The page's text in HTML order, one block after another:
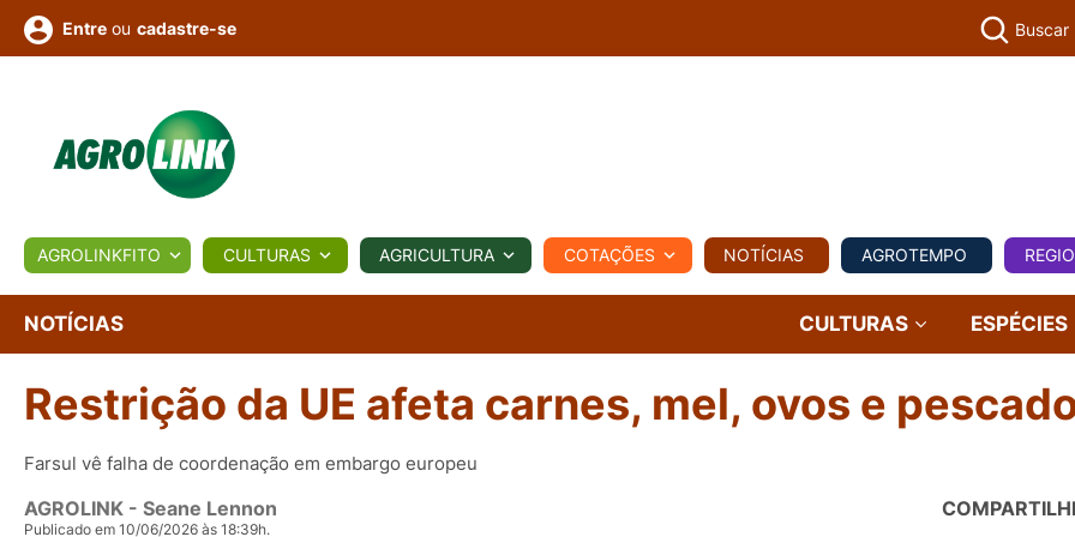
BIOLÓGICOS COTAÇÕES NOTÍCIAS AGROTEMPO REGIONAL COMERCIAL AGROVIAGENS
Conversor Colunistas Eventos
Fotos
e
Vídeos
Entre ou cadastre-se Buscar
AGROLINKFITO CULTURAS AGRICULTURA COTAÇÕES NOTÍCIAS AGROTEMPO
NOTÍCIAS CULTURAS ESPÉCIES
Restrição da UE afeta carnes, mel, ovos e
Farsul vê falha de coordenação em embargo europeu
AGROLINK - Seane Lennon
Publicado em 10/06/2026 às 18:39h.